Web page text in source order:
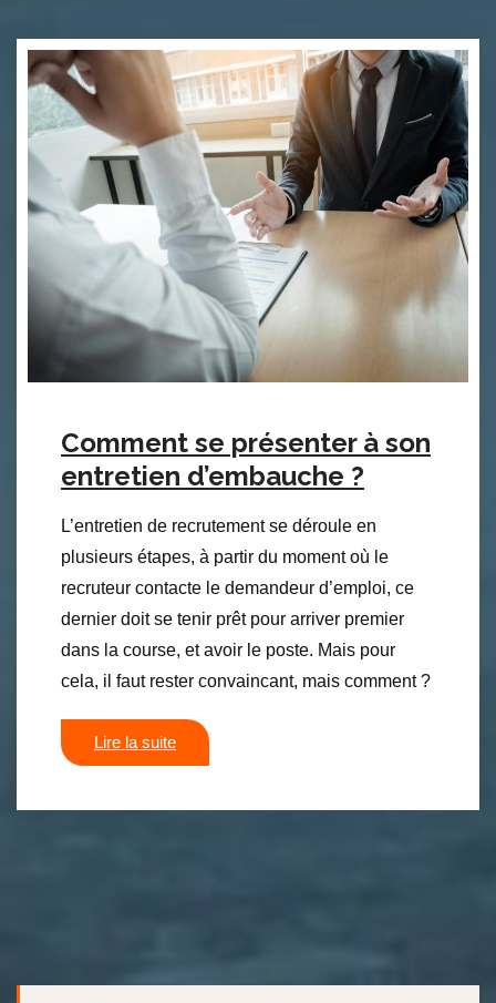
Comment se présenter à son
entretien d’embauche ?
L’entretien de recrutement se déroule en
plusieurs étapes, à partir du moment où le
recruteur contacte le demandeur d’emploi, ce
dernier doit se tenir prêt pour arriver premier
dans la course, et avoir le poste. Mais pour
cela, il faut rester convaincant, mais comment ?
Lire la suite